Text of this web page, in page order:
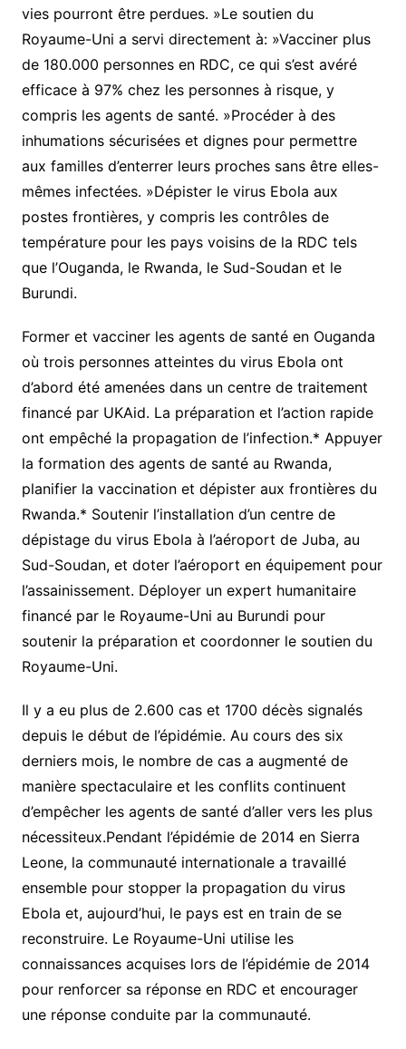
vies pourront être perdues. »Le soutien du
Royaume-Uni a servi directement à: »Vacciner plus
de 180.000 personnes en RDC, ce qui s’est avéré
efficace à 97% chez les personnes à risque, y
compris les agents de santé. »Procéder à des
inhumations sécurisées et dignes pour permettre
aux familles d’enterrer leurs proches sans être elles-
mêmes infectées. »Dépister le virus Ebola aux
postes frontières, y compris les contrôles de
température pour les pays voisins de la RDC tels
que l’Ouganda, le Rwanda, le Sud-Soudan et le
Burundi.
Former et vacciner les agents de santé en Ouganda
où trois personnes atteintes du virus Ebola ont
d’abord été amenées dans un centre de traitement
financé par UKAid. La préparation et l’action rapide
ont empêché la propagation de l’infection.* Appuyer
la formation des agents de santé au Rwanda,
planifier la vaccination et dépister aux frontières du
Rwanda.* Soutenir l’installation d’un centre de
dépistage du virus Ebola à l’aéroport de Juba, au
Sud-Soudan, et doter l’aéroport en équipement pour
l’assainissement. Déployer un expert humanitaire
financé par le Royaume-Uni au Burundi pour
soutenir la préparation et coordonner le soutien du
Royaume-Uni.
Il y a eu plus de 2.600 cas et 1700 décès signalés
depuis le début de l’épidémie. Au cours des six
derniers mois, le nombre de cas a augmenté de
manière spectaculaire et les conflits continuent
d’empêcher les agents de santé d’aller vers les plus
nécessiteux.Pendant l’épidémie de 2014 en Sierra
Leone, la communauté internationale a travaillé
ensemble pour stopper la propagation du virus
Ebola et, aujourd’hui, le pays est en train de se
reconstruire. Le Royaume-Uni utilise les
connaissances acquises lors de l’épidémie de 2014
pour renforcer sa réponse en RDC et encourager
une réponse conduite par la communauté.